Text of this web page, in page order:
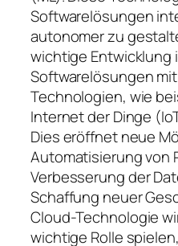
Softwarelösungen
autonomer zu
wichtige Entwicklung
Softwarelösungen
Technologien, wie
Internet der Dinge
Dies eröffnet neue
Automatisierung von
Verbesserung der
Schaffung neuer
Cloud-Technologie
wichtige Rolle